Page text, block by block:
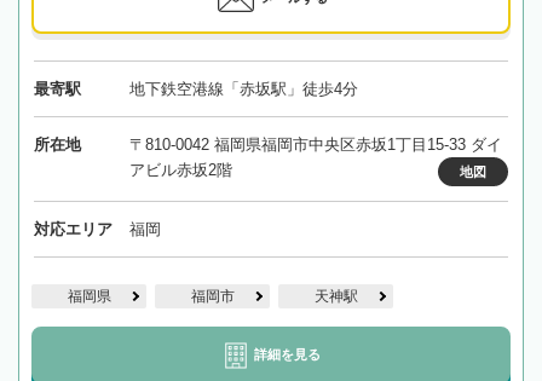
最寄駅 地下鉄空港線「赤坂駅」徒歩4分
所在地
〒810-0042 福岡県福岡市中央区赤坂1丁目15-33 ダイ
アビル赤坂2階
地図
対応エリア 福岡
福岡県 福岡市 天神駅
詳細を見る